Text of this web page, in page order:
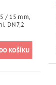
/ 15 mm,
DN7,2